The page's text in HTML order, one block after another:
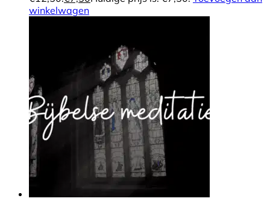
winkelwagen